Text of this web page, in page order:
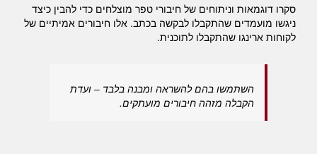
סקרו דוגמאות וניתוחים של חיבורי טפר מוצלחים כדי להבין כיצד
ניגשו מועמדים שהתקבלו לבקשה בכתב. אלו חיבורים אמיתיים של
לקוחות ארינגו שהתקבלו לתוכנית.
השתמשו בהם להשראה ומבנה בלבד – ועדת
הקבלה מזהה חיבורים מועתקים.